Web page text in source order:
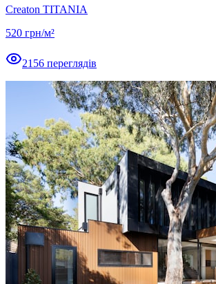
Creaton TITANIA
520 грн/м²
2156 переглядів